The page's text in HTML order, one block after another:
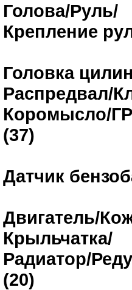
Голова/Руль/
Крепление
Головка
Распредвал/
Коромысло/
(37)
Датчик
Двигатель/
Крыльчатка/
Радиатор/
(20)